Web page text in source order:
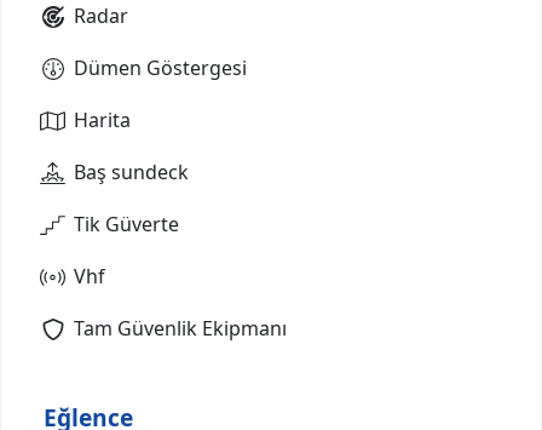
Radar
Dümen Göstergesi
Harita
Baş sundeck
Tik Güverte
Vhf
Tam Güvenlik Ekipmanı
Eğlence